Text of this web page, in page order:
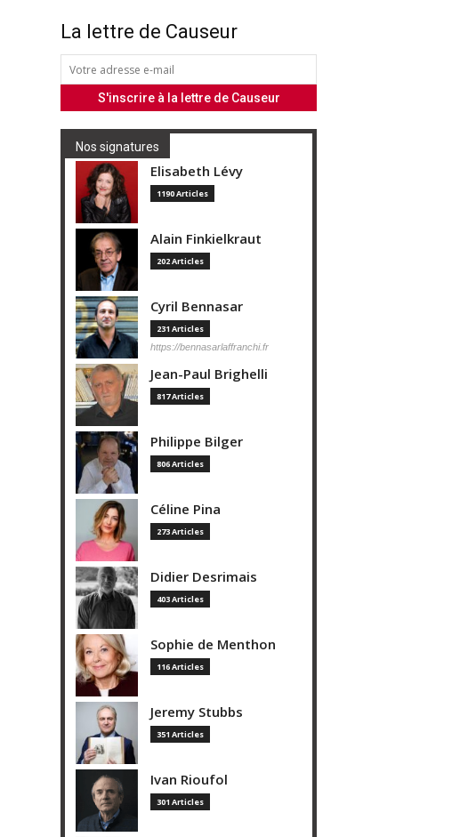
La lettre de Causeur
Nos signatures
Elisabeth Lévy
1190 Articles
Alain Finkielkraut
202 Articles
Cyril Bennasar
231 Articles
https://bennasarlaffranchi.fr
Jean-Paul Brighelli
817 Articles
Philippe Bilger
806 Articles
Céline Pina
273 Articles
Didier Desrimais
403 Articles
Sophie de Menthon
116 Articles
Jeremy Stubbs
351 Articles
Ivan Rioufol
301 Articles